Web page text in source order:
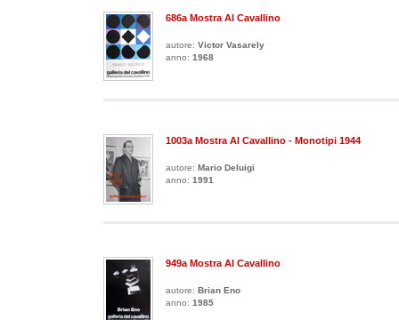
686a Mostra Al Cavallino
autore: Victor Vasarely
anno: 1968
1003a Mostra Al Cavallino - Monotipi 1944
autore: Mario Deluigi
anno: 1991
949a Mostra Al Cavallino
autore: Brian Eno
anno: 1985